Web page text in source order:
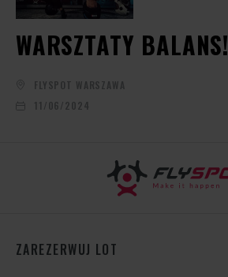
WARSZTATY BALANS!
FLYSPOT WARSZAWA
11/06/2024
ZAREZERWUJ LOT